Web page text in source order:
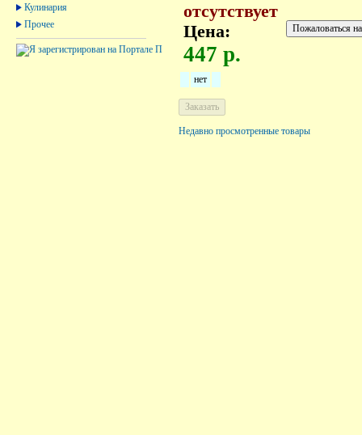
Кулинария
Прочее
отсутствует
Цена:
447 р.
нет
Недавно просмотренные товары